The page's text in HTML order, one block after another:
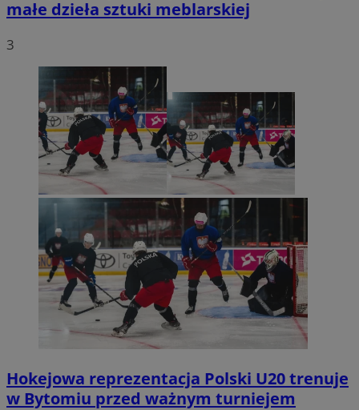
małe dzieła sztuki meblarskiej
3
Hokejowa reprezentacja Polski U20 trenuje
w Bytomiu przed ważnym turniejem